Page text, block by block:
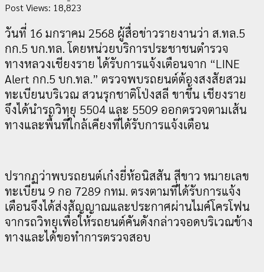
Post Views: 18,823
วันที่ 16 มกราคม 2568 ผู้สื่อข่าวรายงานว่า ส.ทล.5
กก.5 บก.ทล. โดยหน่วยบริการประชาชนตำรวจ
ทางหลวงเชียงราย ได้รับการแจ้งเตือนจาก “LINE
Alert กก.5 บก.ทล.” ตรวจพบรถยนต์ต้องสงสัยสวม
ทะเบียนบริเวณ สวนรุกชาติโป่งสลี ขาขึ้น เชียงราย
จึงได้นำรถวิทยุ 5504 และ 5509 ออกตรวจตามเส้น
ทางและพื้นที่ใกล้เคียงที่ได้รับการแจ้งเตือน
ปรากฏว่าพบรถยนต์เก๋งยี่ห้อนิสสัน สีขาว หมายเลข
ทะเบียน 9 กอ 7289 กทม. ตรงตามที่ได้รับการแจ้ง
เตือนจึงได้ส่งสัญญาณและประกาศผ่านไมค์โครโฟน
จากรถวิทยุเพื่อให้รถยนต์คันดังกล่าวจอดบริเวณข้าง
ทางและได้ขอทำการตรวจสอบ